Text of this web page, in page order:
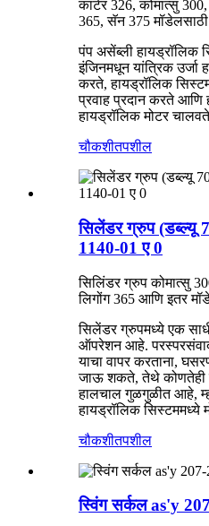
कार्टर 326, कोमात्सु
365, सॅन 375 मॉडेलसाठी
पंप असेंब्ली हायड्रॉलिक
इंजिनमधून यांत्रिक उर्जा
करते, हायड्रॉलिक
प्रवाह प्रदान करते
हायड्रॉलिक मोटर
चौकशीतपशील
सिलेंडर ग्रुप (डब्ल्यू
1140-01 ए 0
सिलिंडर ग्रुप कोमात्सु
लिगोंग 365 आणि इतर
सिलेंडर ग्रुपमध्ये एक
ऑपरेशन आहे. परस्परसंवाद
याचा वापर करताना,
जाऊ शकते, तेथे कोणतेही
हालचाल गुळगुळीत आहे,
हायड्रॉलिक सिस्टममध्ये
चौकशीतपशील
स्विंग सर्कल as'y